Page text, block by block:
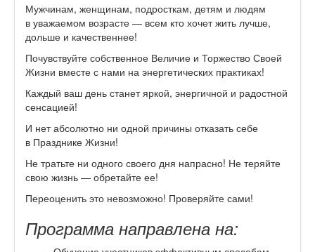
Мужчинам, женщинам, подросткам, детям и людям
в уважаемом возрасте — всем кто хочет жить лучше,
дольше и качественнее!
Почувствуйте собственное Величие и Торжество Своей
Жизни вместе с нами на энергетических практиках!
Каждый ваш день станет яркой, энергичной и радостной
сенсацией!
И нет абсолютно ни одной причины отказать себе
в Празднике Жизни!
Не тратьте ни одного своего дня напрасно! Не теряйте
свою жизнь — обретайте ее!
Переоценить это невозможно! Проверяйте сами!
Программа направлена на: